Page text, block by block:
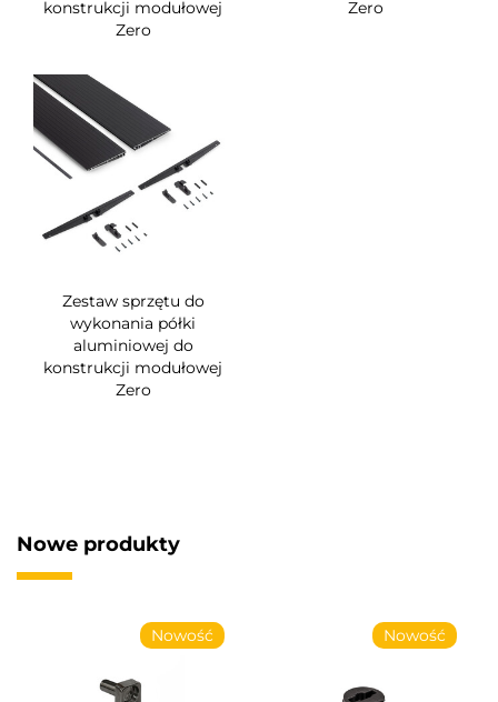
konstrukcji modułowej
Zero
Zero
Zestaw sprzętu do
wykonania półki
aluminiowej do
konstrukcji modułowej
Zero
Nowe produkty
Nowość Nowość